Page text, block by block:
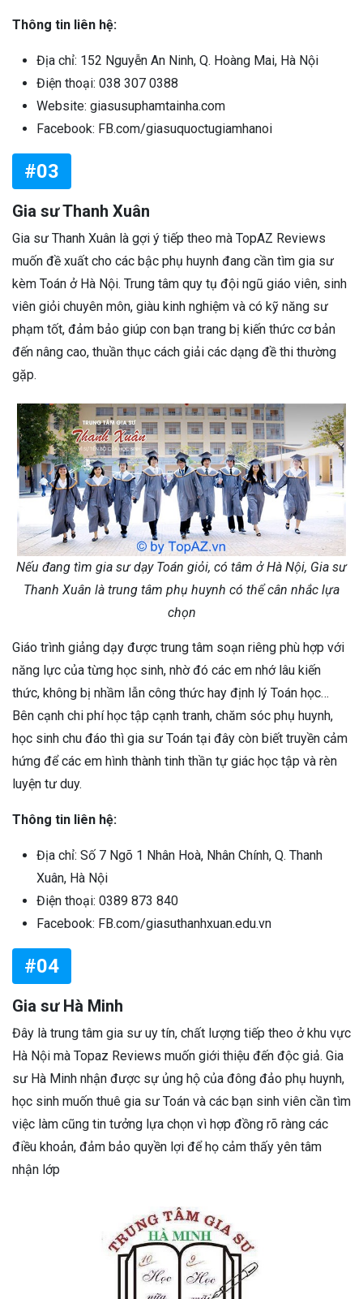
Thông tin liên hệ:
Địa chỉ: 152 Nguyễn An Ninh, Q. Hoàng Mai, Hà Nội
Điện thoại: 038 307 0388
Website: giasusuphamtainha.com
Facebook: FB.com/giasuquoctugiamhanoi
#03
Gia sư Thanh Xuân
Gia sư Thanh Xuân là gợi ý tiếp theo mà TopAZ Reviews
muốn đề xuất cho các bậc phụ huynh đang cần tìm gia sư
kèm Toán ở Hà Nội. Trung tâm quy tụ đội ngũ giáo viên, sinh
viên giỏi chuyên môn, giàu kinh nghiệm và có kỹ năng sư
phạm tốt, đảm bảo giúp con bạn trang bị kiến thức cơ bản
đến nâng cao, thuần thục cách giải các dạng đề thi thường
gặp.
Nếu đang tìm gia sư dạy Toán giỏi, có tâm ở Hà Nội, Gia sư
Thanh Xuân là trung tâm phụ huynh có thể cân nhắc lựa
chọn
Giáo trình giảng dạy được trung tâm soạn riêng phù hợp với
năng lực của từng học sinh, nhờ đó các em nhớ lâu kiến
thức, không bị nhầm lẫn công thức hay định lý Toán học…
Bên cạnh chi phí học tập cạnh tranh, chăm sóc phụ huynh,
học sinh chu đáo thì gia sư Toán tại đây còn biết truyền cảm
hứng để các em hình thành tinh thần tự giác học tập và rèn
luyện tư duy.
Thông tin liên hệ:
Địa chỉ: Số 7 Ngõ 1 Nhân Hoà, Nhân Chính, Q. Thanh
Xuân, Hà Nội
Điện thoại: 0389 873 840
Facebook: FB.com/giasuthanhxuan.edu.vn
#04
Gia sư Hà Minh
Đây là trung tâm gia sư uy tín, chất lượng tiếp theo ở khu vực
Hà Nội mà Topaz Reviews muốn giới thiệu đến độc giả. Gia
sư Hà Minh nhận được sự ủng hộ của đông đảo phụ huynh,
học sinh muốn thuê gia sư Toán và các bạn sinh viên cần tìm
việc làm cũng tin tưởng lựa chọn vì hợp đồng rõ ràng các
điều khoản, đảm bảo quyền lợi để họ cảm thấy yên tâm
nhận lớp